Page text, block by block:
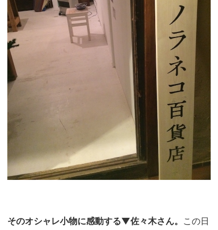
そのオシャレ小物に感動する▼佐々木さん。 この日